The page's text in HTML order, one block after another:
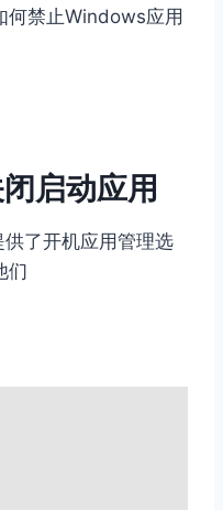
何禁止Windows应用
启动应用
了开机应用管理选
们